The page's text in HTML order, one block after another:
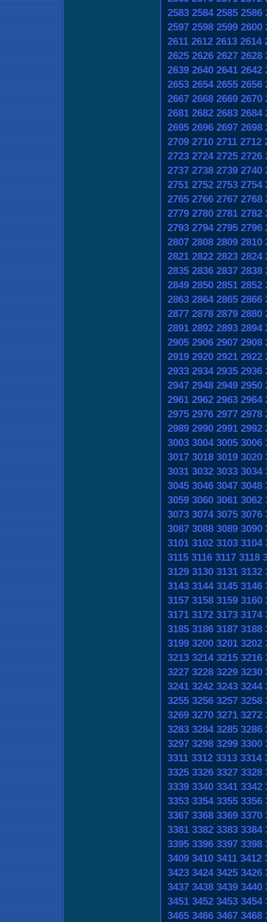
2583 2584 2585 2586
2597 2598 2599 2600
2611 2612 2613 2614
2625 2626 2627 2628
2639 2640 2641 2642
2653 2654 2655 2656
2667 2668 2669 2670
2681 2682 2683 2684
2695 2696 2697 2698
2709 2710 2711 2712
2723 2724 2725 2726
2737 2738 2739 2740
2751 2752 2753 2754
2765 2766 2767 2768
2779 2780 2781 2782
2793 2794 2795 2796
2807 2808 2809 2810
2821 2822 2823 2824
2835 2836 2837 2838
2849 2850 2851 2852
2863 2864 2865 2866
2877 2878 2879 2880
2891 2892 2893 2894
2905 2906 2907 2908
2919 2920 2921 2922
2933 2934 2935 2936
2947 2948 2949 2950
2961 2962 2963 2964
2975 2976 2977 2978
2989 2990 2991 2992
3003 3004 3005 3006
3017 3018 3019 3020
3031 3032 3033 3034
3045 3046 3047 3048
3059 3060 3061 3062
3073 3074 3075 3076
3087 3088 3089 3090
3101 3102 3103 3104
3115 3116 3117 3118
3129 3130 3131 3132
3143 3144 3145 3146
3157 3158 3159 3160
3171 3172 3173 3174
3185 3186 3187 3188
3199 3200 3201 3202
3213 3214 3215 3216
3227 3228 3229 3230
3241 3242 3243 3244
3255 3256 3257 3258
3269 3270 3271 3272
3283 3284 3285 3286
3297 3298 3299 3300
3311 3312 3313 3314
3325 3326 3327 3328
3339 3340 3341 3342
3353 3354 3355 3356
3367 3368 3369 3370
3381 3382 3383 3384
3395 3396 3397 3398
3409 3410 3411 3412
3423 3424 3425 3426
3437 3438 3439 3440
3451 3452 3453 3454
3465 3466 3467 3468